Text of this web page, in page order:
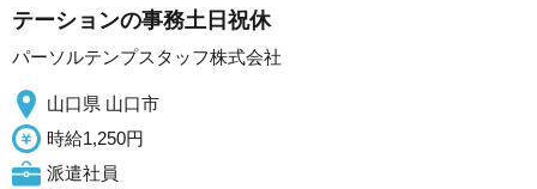
テーションの事務土日祝休
パーソルテンプスタッフ株式会社
山口県 山口市
時給1,250円
派遣社員